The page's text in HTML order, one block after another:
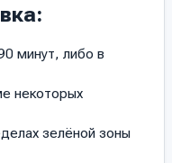
минут, либо в
некоторых
зелёной зоны